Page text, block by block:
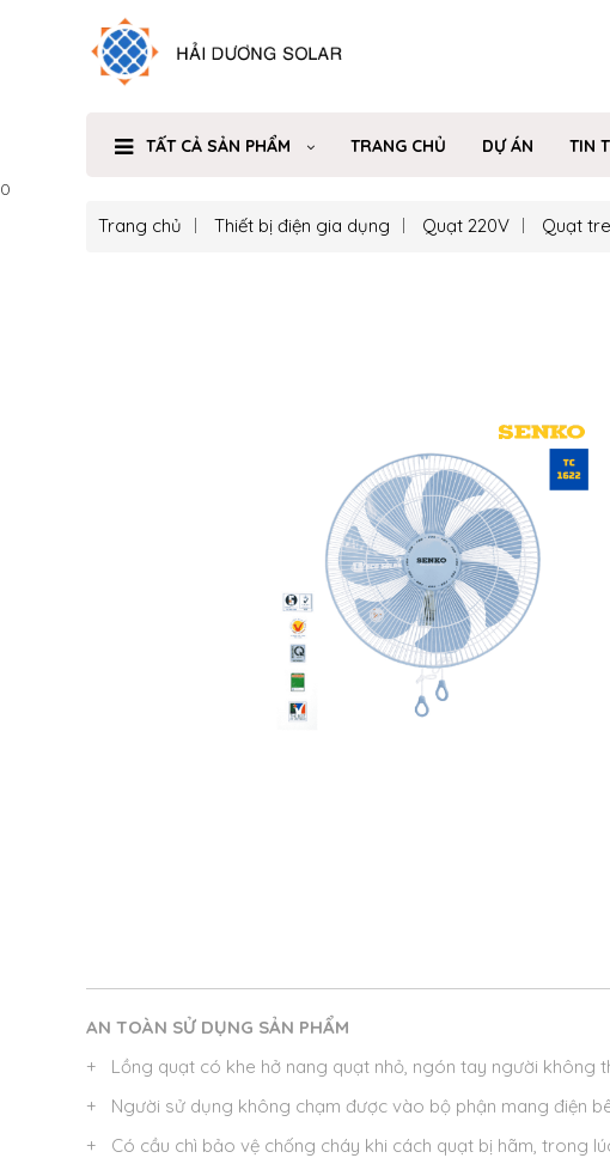
TẤT CẢ SẢN PHẨM TRANG CHỦ DỰ ÁN TIN
0
Trang chủ Thiết bị điện gia dụng Quạt 220V Quạt
AN TOÀN SỬ DỤNG SẢN PHẨM
+ Lồng quạt có khe hở nang quạt nhỏ, ngón tay người không
+ Người sử dụng không chạm được vào bộ phận mang điện
+ Có cầu chì bảo vệ chống cháy khi cách quạt bị hãm, trong